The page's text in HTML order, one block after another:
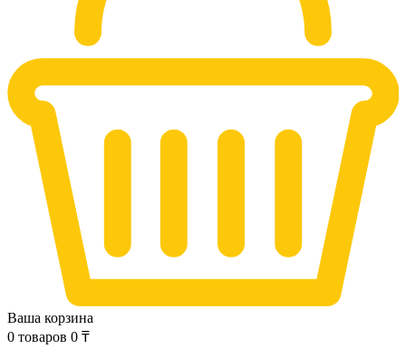
Ваша корзина
0 товаров 0 ₸